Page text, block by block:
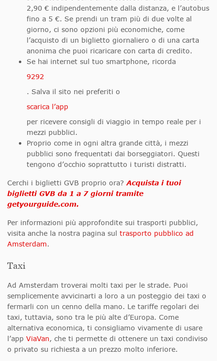
2,90 € indipendentemente dalla distanza, e l’autobus
fino a 5 €. Se prendi un tram più di due volte al
giorno, ci sono opzioni più economiche, come
l’acquisto di un biglietto giornaliero o di una carta
anonima che puoi ricaricare con carta di credito.
Se hai internet sul tuo smartphone, ricorda
9292
. Salva il sito nei preferiti o
scarica l’app
per ricevere consigli di viaggio in tempo reale per i
mezzi pubblici.
Proprio come in ogni altra grande città, i mezzi
pubblici sono frequentati dai borseggiatori. Questi
tengono d’occhio soprattutto i turisti distratti.
Cerchi i biglietti GVB proprio ora? Acquista i tuoi
biglietti GVB da 1 a 7 giorni tramite
getyourguide.com.
Per informazioni più approfondite sui trasporti pubblici,
visita anche la nostra pagina sul trasporto pubblico ad
Amsterdam.
Taxi
Ad Amsterdam troverai molti taxi per le strade. Puoi
semplicemente avvicinarti a loro a un posteggio dei taxi o
fermarli con un cenno della mano. Le tariffe regolari dei
taxi, tuttavia, sono tra le più alte d’Europa. Come
alternativa economica, ti consigliamo vivamente di usare
l’app ViaVan, che ti permette di ottenere un taxi condiviso
o privato su richiesta a un prezzo molto inferiore.